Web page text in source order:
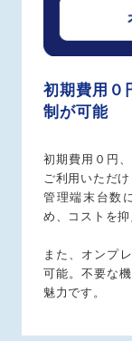
初期費用０
制が可能
初期費用０円
ご利用いただけ
管理端末台数
め、コストを抑
また、オンプ
可能。不要な
魅力です。